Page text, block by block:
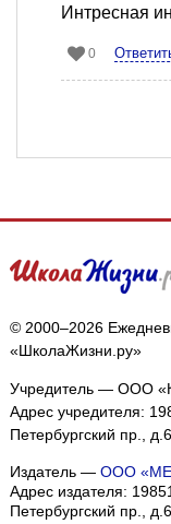
Интресная
0
© 2000–2026
«ШколаЖизни.ру»
Учредитель — ООО
Адрес учредителя:
Петербургский пр.,
Издатель — ООО
Адрес издателя:
Петербургский пр.,